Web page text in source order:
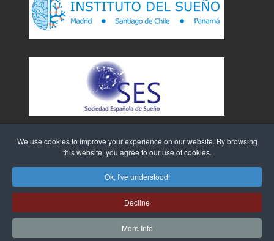
We use cookies to improve your experience on our website. By browsing
this website, you agree to our use of cookies.
Ok, I've understood!
Decline
More Info
Sitio Web creado por